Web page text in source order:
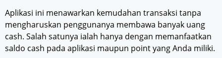
Aplikasi ini menawarkan kemudahan transaksi tanpa
mengharuskan penggunanya membawa banyak uang
cash. Salah satunya ialah hanya dengan memanfaatkan
saldo cash pada aplikasi maupun point yang Anda miliki.